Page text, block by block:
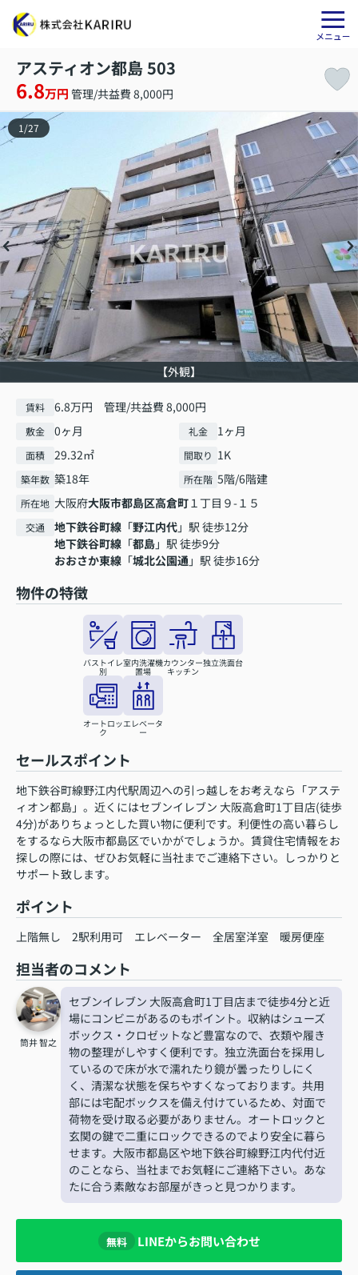
アスティオン都島 503
6.8万円 管理/共益費 8,000円
【外観】
1 /27
賃料 6.8万円 管理/共益費 8,000円
敷金 0ヶ月 礼金 1ヶ月
面積 29.32㎡ 間取り 1K
築年数 築18年 所在階 5階/6階建
所在地 大阪府大阪市都島区高倉町１丁目９-１５
交通 地下鉄谷町線 「野江内代」駅 徒歩12分
地下鉄谷町線 「都島」駅 徒歩9分
おおさか東線 「城北公園通」駅 徒歩16分
物件の特徴
バストイレ
別
室内洗濯機
置場
カウンター
キッチン
独立洗面台
オートロッ
ク
エレベータ
ー
セールスポイント
地下鉄谷町線野江内代駅周辺への引っ越しをお考えなら「アステ
ィオン都島」。近くにはセブンイレブン 大阪高倉町1丁目店(徒歩
4分)がありちょっとした買い物に便利です。利便性の高い暮らし
をするなら大阪市都島区でいかがでしょうか。賃貸住宅情報をお
探しの際には、ぜひお気軽に当社までご連絡下さい。しっかりと
サポート致します。
ポイント
上階無し 2駅利用可 エレベーター 全居室洋室 暖房便座
担当者のコメント
筒井 智之
セブンイレブン 大阪高倉町1丁目店まで徒歩4分と近
場にコンビニがあるのもポイント。収納はシューズ
ボックス・クロゼットなど豊富なので、衣類や履き
物の整理がしやすく便利です。独立洗面台を採用し
ているので床が水で濡れたり鏡が曇ったりしにく
く、清潔な状態を保ちやすくなっております。共用
部には宅配ボックスを備え付けているため、対面で
荷物を受け取る必要がありません。オートロックと
玄関の鍵で二重にロックできるのでより安全に暮ら
せます。大阪市都島区や地下鉄谷町線野江内代付近
のことなら、当社までお気軽にご連絡下さい。あな
たに合う素敵なお部屋がきっと見つかります。
無料 LINEからお問い合わせ